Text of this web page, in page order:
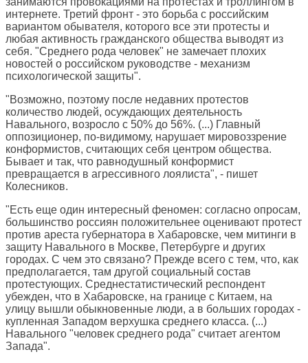
интернете. Третий фронт - это борьба с российским
вариантом обывателя, которого все эти протесты и
любая активность гражданского общества выводят из
себя. "Среднего рода человек" не замечает плохих
новостей о российском руководстве - механизм
психологической защиты".
"Возможно, поэтому после недавних протестов
количество людей, осуждающих деятельность
Навального, возросло с 50% до 56%. (...) Главный
оппозиционер, по-видимому, нарушает мировоззрение
конформистов, считающих себя центром общества.
Бывает и так, что равнодушный конформист
превращается в агрессивного лоялиста", - пишет
Колесников.
"Есть еще один интересный феномен: согласно опросам,
большинство россиян положительнее оценивают протест
против ареста губернатора в Хабаровске, чем митинги в
защиту Навального в Москве, Петербурге и других
городах. С чем это связано? Прежде всего с тем, что, как
предполагается, там другой социальный состав
протестующих. Среднестатистический респондент
убежден, что в Хабаровске, на границе с Китаем, на
улицу вышли обыкновенные люди, а в больших городах -
купленная Западом верхушка среднего класса. (...)
Навального "человек среднего рода" считает агентом
Запада".